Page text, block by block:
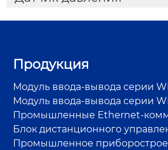
Продукция
Модуль ввода-вывода серии
Модуль ввода-вывода серии
Промышленные Ethernet-
Блок дистанционного
Промышленное